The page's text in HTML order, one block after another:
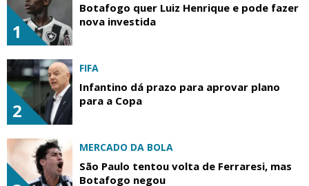
1
Botafogo quer Luiz Henrique e pode fazer
nova investida
2
FIFA
Infantino dá prazo para aprovar plano
para a Copa
MERCADO DA BOLA
São Paulo tentou volta de Ferraresi, mas
Botafogo negou